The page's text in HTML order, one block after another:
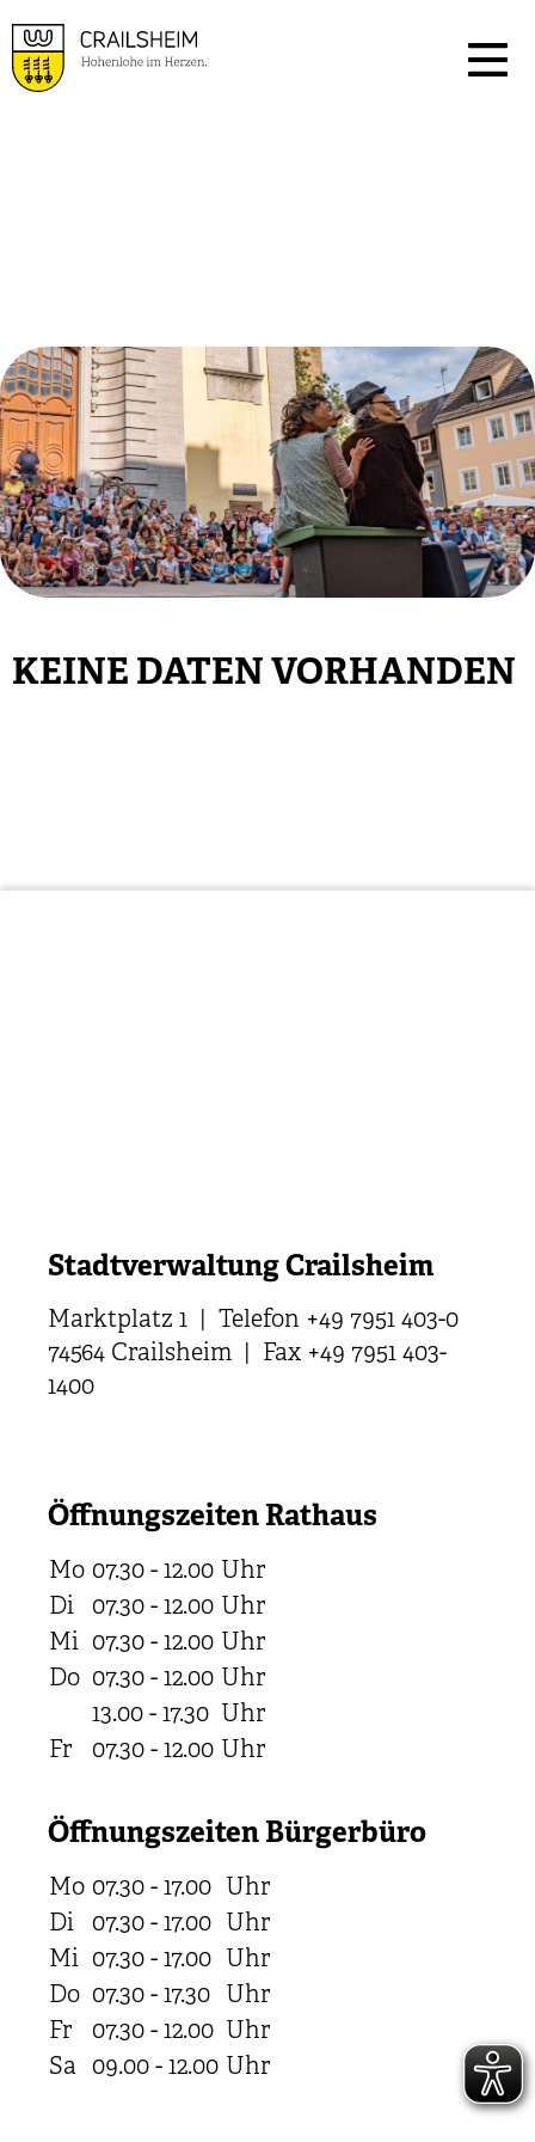
KEINE DATEN VORHANDEN
Stadtverwaltung Crailsheim
Marktplatz 1 | Telefon +49 7951 403-0
74564 Crailsheim | Fax +49 7951 403-
1400
Öffnungszeiten Rathaus
Mo 07.30 - 12.00 Uhr
Di
07.30 - 12.00 Uhr
Mi 07.30 - 12.00 Uhr
Do 07.30 - 12.00 Uhr
13.00 - 17.30 Uhr
Fr
07.30 - 12.00 Uhr
Öffnungszeiten Bürgerbüro
Mo 07.30 - 17.00 Uhr
Di
07.30 - 17.00 Uhr
Mi 07.30 - 17.00 Uhr
Do 07.30 - 17.30 Uhr
Fr
07.30 - 12.00 Uhr
Sa 09.00 - 12.00 Uhr